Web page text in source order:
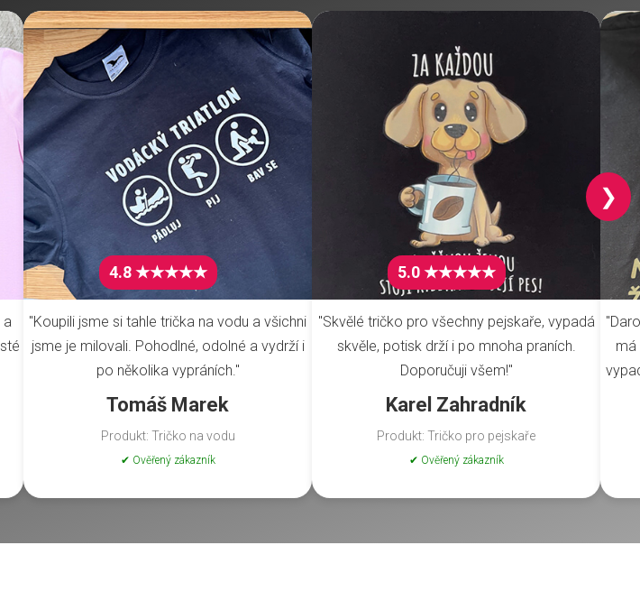
a
4.8 ★★★★★
"Koupili jsme si tahle trička na vodu a všichni
jsme je milovali. Pohodlné, odolné a vydrží i
po několika vypráních."
Tomáš Marek
Produkt: Tričko na vodu
✔ Ověřený zákazník
5.0 ★★★★★
"Skvělé tričko pro všechny pejskaře, vypadá
skvěle, potisk drží i po mnoha praních.
Doporučuji všem!"
Karel Zahradník
Produkt: Tričko pro pejskaře
✔ Ověřený zákazník
má
❯